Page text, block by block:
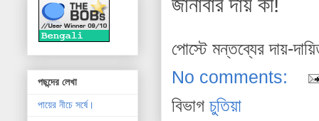
পোস্টে মন্তব্যের দায়-
No comments:
বিভাগচুতিয়া
পছন্দের লেখা
পায়ের নীচে সর্ষে।